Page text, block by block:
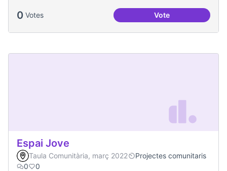
0 Votes VoteMés voluntariat
Espai Jove
Taula Comunitària, març 2022
Projectes comunitaris
0
0